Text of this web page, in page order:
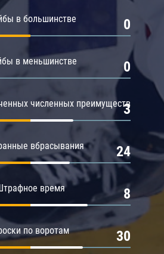
в большинстве 0
в меньшинстве 0
численных преимуществ
3
вбрасывания 24
время 8
по воротам 30